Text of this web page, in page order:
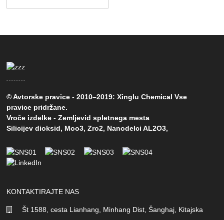
© Avtorske pravice - 2010–2019: Xinglu Chemical Vse
pravice pridržane.
Vroče izdelke -Zemljevid spletnega mesta
Silicijev dioksid, Moo3,Zro2, Nanodelci AL2O3,
KONTAKTIRAJTE NAS
Št 1588, cesta Lianhang, Minhang Dist, Šanghaj, Kitajska